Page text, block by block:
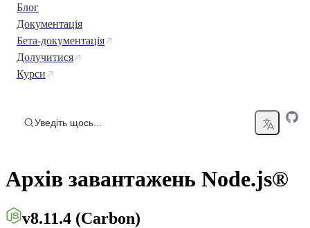
Блог
Документація
Бета-документація
Долучитися
Курси
Уведіть щось...
Архів завантажень Node.js®
v8.11.4 (Carbon)